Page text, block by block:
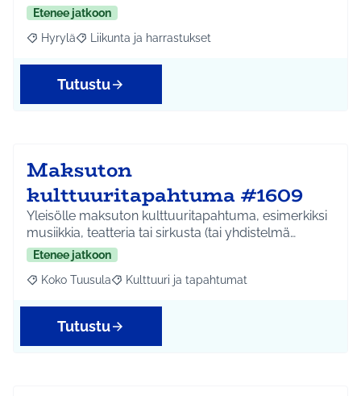
Etenee jatkoon
Rajaa tulokset aihepiirin mukaan: Hyrylä
Hyrylä Rajaa tulokset teeman mukaan: Liikunta ja
Liikunta ja harrastukset
Tutustu
Maksuton
kulttuuritapahtuma #1609
Yleisölle maksuton kulttuuritapahtuma, esimerkiksi
musiikkia, teatteria tai sirkusta (tai yhdistelmä…
Etenee jatkoon
Rajaa tulokset aihepiirin mukaan: Koko Tuusula
Koko Tuusula Rajaa tulokset teeman mukaan: Kulttuuri ja
Kulttuuri ja tapahtumat
Tutustu